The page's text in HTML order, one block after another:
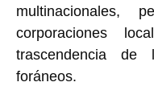
corporaciones
trascendencia de
foráneos.